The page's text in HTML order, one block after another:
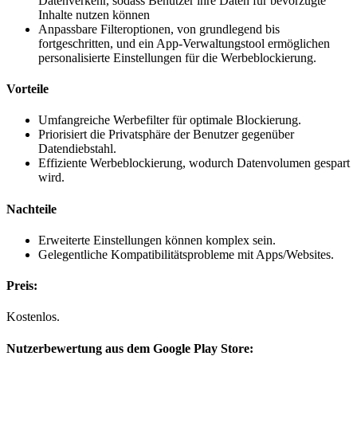
Inhalte nutzen können
Anpassbare Filteroptionen, von grundlegend bis
fortgeschritten, und ein App-Verwaltungstool ermöglichen
personalisierte Einstellungen für die Werbeblockierung.
Vorteile
Umfangreiche Werbefilter für optimale Blockierung.
Priorisiert die Privatsphäre der Benutzer gegenüber
Datendiebstahl.
Effiziente Werbeblockierung, wodurch Datenvolumen gespart
wird.
Nachteile
Erweiterte Einstellungen können komplex sein.
Gelegentliche Kompatibilitätsprobleme mit Apps/Websites.
Preis:
Kostenlos.
Nutzerbewertung aus dem Google Play Store: